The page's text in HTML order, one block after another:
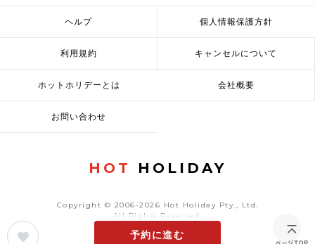
ヘルプ 個人情報保護方針
利用規約 キャンセルについて
ホットホリデーとは 会社概要
お問い合わせ
HOT HOLIDAY
Copyright © 2006-2026 Hot Holiday Pty., Ltd.
All Rights Reserved.
予約に進む